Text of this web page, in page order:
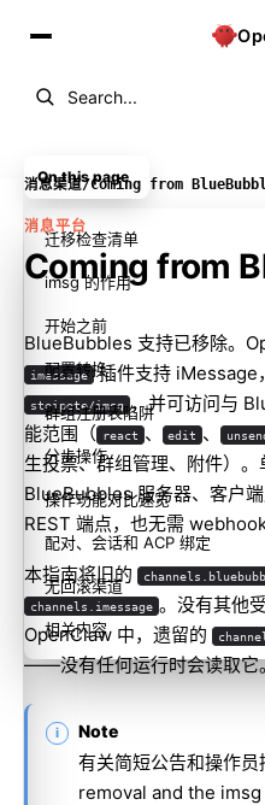
Search...
消息渠道/Coming from
消息平台
Coming from
BlueBubbles 支持已移除。
imessage 插件支持 iMessage
steipete/imsg ，并可访问与
能范围（ react 、 edit 、
生投票、群组管理、附件）
BlueBubbles 服务器、客户
REST 端点，也无需 webhook
本指南将旧的
channels.imessage 。没有其他
OpenClaw 中，遗留的
——没有任何运行时会读取它
Note
有关简短公告和操作员
removal and the
On this page
迁移检查清单
imsg 的作用
开始之前
配置转换
群组注册表陷阱
分步操作
操作功能对比速览
配对、会话和 ACP 绑定
无回滚渠道
相关内容